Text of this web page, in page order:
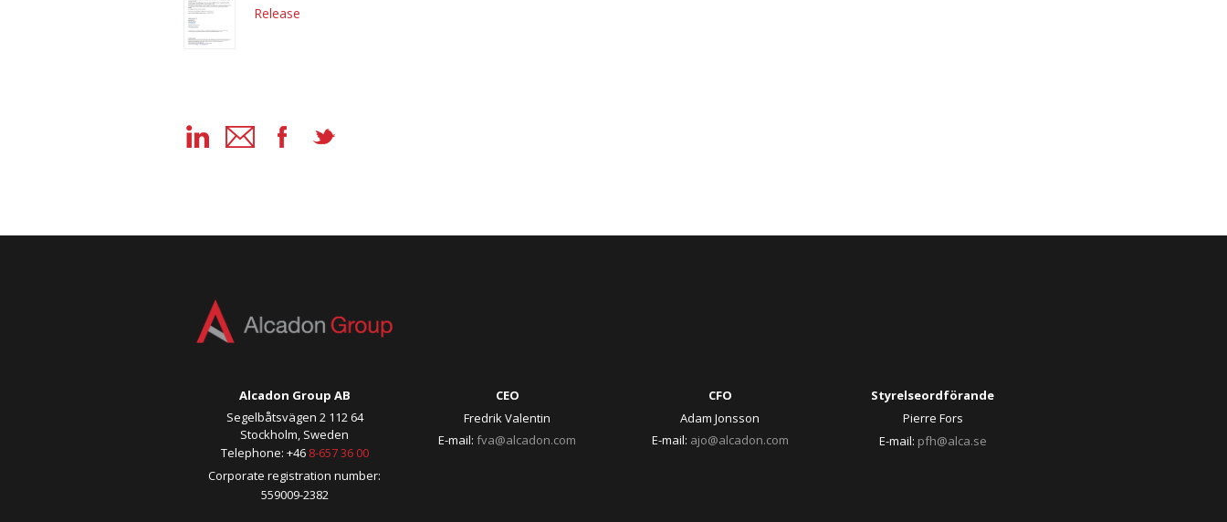
Release
Alcadon Group AB
Segelbåtsvägen 2 112 64
Stockholm, Sweden
Telephone: +46 8-657 36 00
Corporate registration number:
559009-2382
CEO
Fredrik Valentin
E-mail: fva@alcadon.com
CFO
Adam Jonsson
E-mail: ajo@alcadon.com
Styrelseordförande
Pierre Fors
E-mail: pfh@alca.se